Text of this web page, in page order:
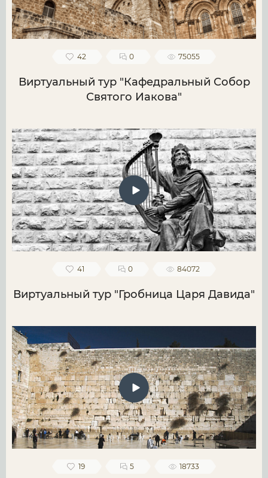
42 0 75055
Виртуальный тур "Кафедральный Собор
Святого Иакова"
41 0 84072
Виртуальный тур "Гробница Царя Давида"
19 5 18733